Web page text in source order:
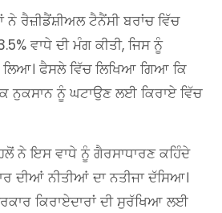
ਰੈਜ਼ੀਡੈਂਸ਼ੀਅਲ ਟੈਨੈਂਸੀ ਬਰਾਂਚ ਵਿੱਚ
ਵਾਧੇ ਦੀ ਮੰਗ ਕੀਤੀ, ਜਿਸ ਨੂੰ
ਫੈਸਲੇ ਵਿੱਚ ਲਿਖਿਆ ਗਿਆ ਕਿ
ਨੁਕਸਾਨ ਨੂੰ ਘਟਾਉਣ ਲਈ ਕਿਰਾਏ ਵਿੱਚ
ਨੇ ਇਸ ਵਾਧੇ ਨੂੰ ਗੈਰਸਾਧਾਰਣ ਕਹਿੰਦੇ
ਦੀਆਂ ਨੀਤੀਆਂ ਦਾ ਨਤੀਜਾ ਦੱਸਿਆ।
ਕਿਰਾਏਦਾਰਾਂ ਦੀ ਸੁਰੱਖਿਆ ਲਈ